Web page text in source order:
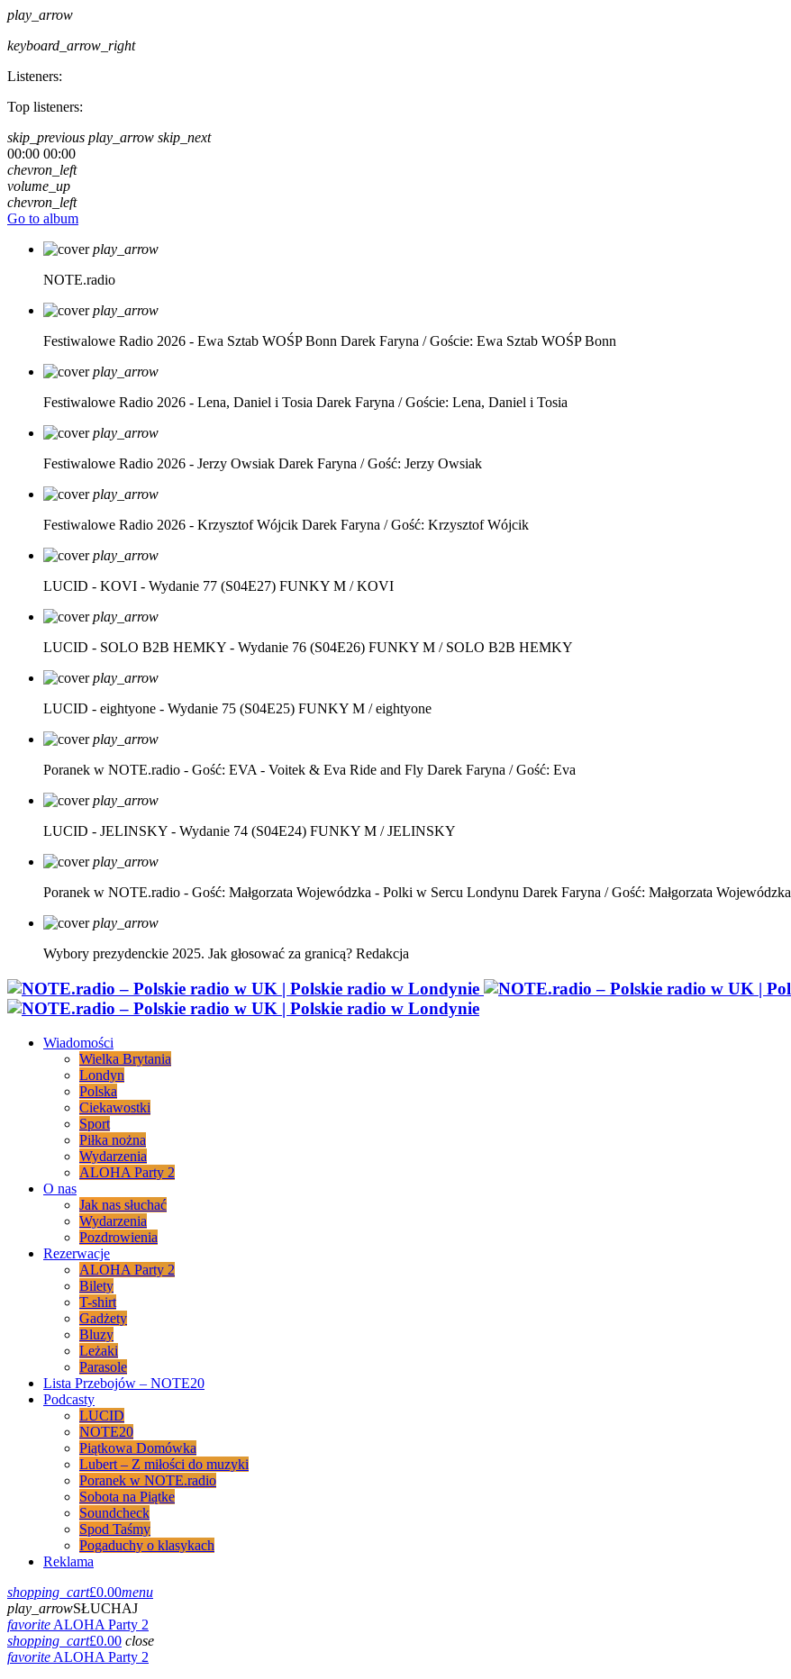
play_arrow
keyboard_arrow_right
Listeners:
Top listeners:
skip_previous play_arrow skip_next
00:00 00:00
chevron_left
volume_up
chevron_left
Go to album
play_arrow
NOTE.radio
play_arrow
Festiwalowe Radio 2026 - Ewa Sztab WOŚP Bonn Darek Faryna / Goście: Ewa Sztab WOŚP Bonn
play_arrow
Festiwalowe Radio 2026 - Lena, Daniel i Tosia Darek Faryna / Goście: Lena, Daniel i Tosia
play_arrow
Festiwalowe Radio 2026 - Jerzy Owsiak Darek Faryna / Gość: Jerzy Owsiak
play_arrow
Festiwalowe Radio 2026 - Krzysztof Wójcik Darek Faryna / Gość: Krzysztof Wójcik
play_arrow
LUCID - KOVI - Wydanie 77 (S04E27) FUNKY M / KOVI
play_arrow
LUCID - SOLO B2B HEMKY - Wydanie 76 (S04E26) FUNKY M / SOLO B2B HEMKY
play_arrow
LUCID - eightyone - Wydanie 75 (S04E25) FUNKY M / eightyone
play_arrow
Poranek w NOTE.radio - Gość: EVA - Voitek & Eva Ride and Fly Darek Faryna / Gość: Eva
play_arrow
LUCID - JELINSKY - Wydanie 74 (S04E24) FUNKY M / JELINSKY
play_arrow
Poranek w NOTE.radio - Gość: Małgorzata Wojewódzka - Polki w Sercu Londynu Darek Faryna / Gość: Małgorzata Wojewódzka
play_arrow
Wybory prezydenckie 2025. Jak głosować za granicą? Redakcja
Wiadomości
Wielka Brytania
Londyn
Polska
Ciekawostki
Sport
Piłka nożna
Wydarzenia
ALOHA Party 2
O nas
Jak nas słuchać
Wydarzenia
Pozdrowienia
Rezerwacje
ALOHA Party 2
Bilety
T-shirt
Gadżety
Bluzy
Leżaki
Parasole
Lista Przebojów – NOTE20
Podcasty
LUCID
NOTE20
Piątkowa Domówka
Lubert – Z miłości do muzyki
Poranek w NOTE.radio
Sobota na Piątke
Soundcheck
Spod Taśmy
Pogaduchy o klasykach
Reklama
shopping_cart£0.00menu
play_arrowSŁUCHAJ
favoriteALOHA Party 2
shopping_cart£0.00 close
favoriteALOHA Party 2